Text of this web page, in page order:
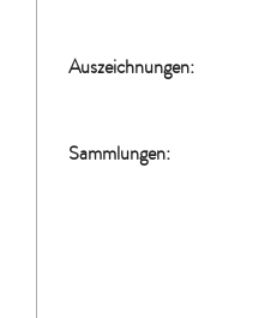
Auszeichnungen:
Sammlungen: